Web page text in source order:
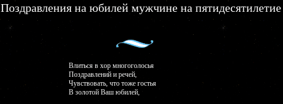
Поздравления на юбилей мужчине на пятидесятилетие
Влиться в хор многоголосья
Поздравлений и речей,
Чувствовать, что тоже гостья
В золотой Ваш юбилей,